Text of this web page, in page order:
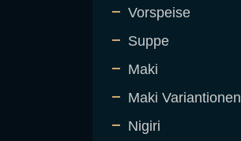
Vorspeise
Suppe
Maki
Maki Variantionen
Nigiri